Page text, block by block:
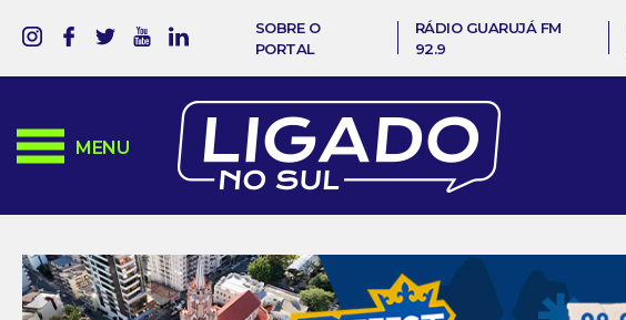
SOBRE O
PORTAL
RÁDIO GUARUJÁ FM
92.9
MENU